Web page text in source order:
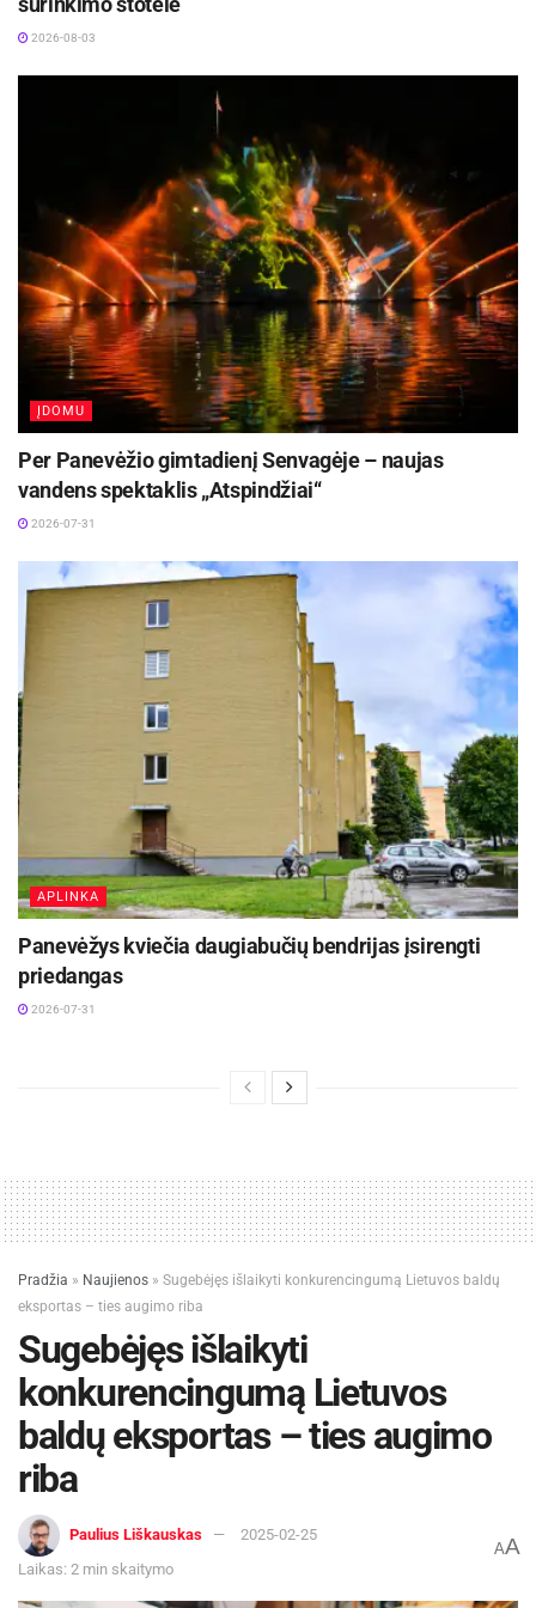
2026-08-03
ĮDOMU
Per Panevėžio gimtadienį Senvagėje – naujas
vandens spektaklis „Atspindžiai“
2026-07-31
APLINKA
Panevėžys kviečia daugiabučių bendrijas įsirengti
priedangas
2026-07-31
Pradžia » Naujienos » Sugebėjęs išlaikyti konkurencingumą Lietuvos baldų
eksportas – ties augimo riba
Sugebėjęs išlaikyti
konkurencingumą Lietuvos
baldų eksportas – ties augimo
riba
Paulius Liškauskas
2025-02-25
Laikas: 2 min skaitymo
AA